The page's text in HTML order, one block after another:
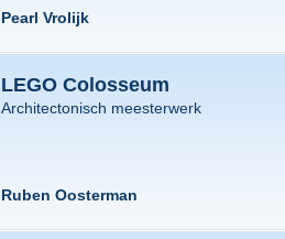
Pearl Vrolijk
LEGO Colosseum
Architectonisch meesterwerk
Ruben Oosterman